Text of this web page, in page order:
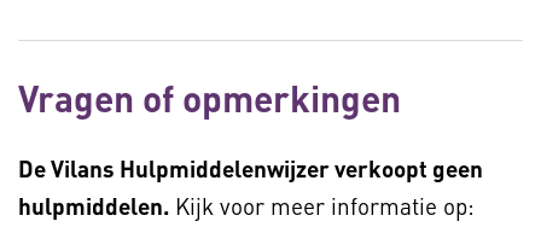
Vragen of opmerkingen
De Vilans Hulpmiddelenwijzer verkoopt geen
hulpmiddelen. Kijk voor meer informatie op: